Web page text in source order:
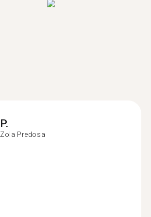
P.
Zola Predosa